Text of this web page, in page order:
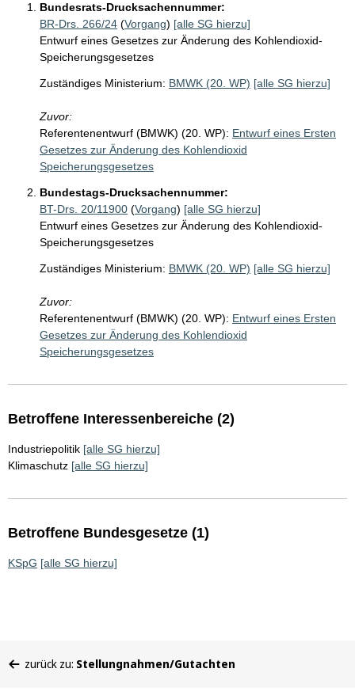
Bundesrats-Drucksachennummer:
BR-Drs. 266/24 (Vorgang) [alle SG hierzu]
Entwurf eines Gesetzes zur Änderung des Kohlendioxid-
Speicherungsgesetzes
Zuständiges Ministerium: BMWK (20. WP) [alle SG hierzu]
Zuvor:
Referentenentwurf (BMWK) (20. WP): Entwurf eines Ersten
Gesetzes zur Änderung des Kohlendioxid
Speicherungsgesetzes
Bundestags-Drucksachennummer:
BT-Drs. 20/11900 (Vorgang) [alle SG hierzu]
Entwurf eines Gesetzes zur Änderung des Kohlendioxid-
Speicherungsgesetzes
Zuständiges Ministerium: BMWK (20. WP) [alle SG hierzu]
Zuvor:
Referentenentwurf (BMWK) (20. WP): Entwurf eines Ersten
Gesetzes zur Änderung des Kohlendioxid
Speicherungsgesetzes
Betroffene Interessenbereiche (2)
Industriepolitik [alle SG hierzu]
Klimaschutz [alle SG hierzu]
Betroffene Bundesgesetze (1)
KSpG [alle SG hierzu]
befinden
zurück zu: Stellungnahmen/Gutachten